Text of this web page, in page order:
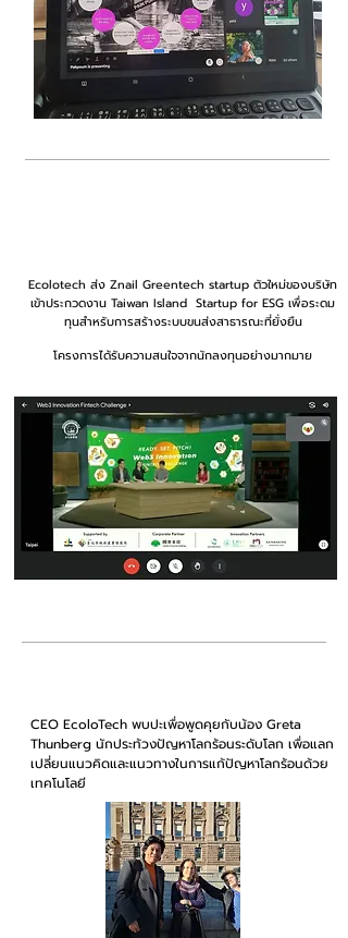
Ecolotech ส่ง Znail Greentech startup ตัวใหม่ของบริษัท
เข้าประกวดงาน Taiwan Island Startup for ESG เพื่อระดม
ทุนสำหรับการสร้างระบบขนส่งสาธารณะที่ยั่งยืน
โครงการได้รับความสนใจจากนักลงทุนอย่างมากมาย
CEO EcoloTech พบปะเพื่อพูดคุยกับน้อง Greta
Thunberg นักประท้วงปัญหาโลกร้อนระดับโลก เพื่อแลก
เปลี่ยนแนวคิดและแนวทางในการแก้ปัญหาโลกร้อนด้วย
เทคโนโลยี